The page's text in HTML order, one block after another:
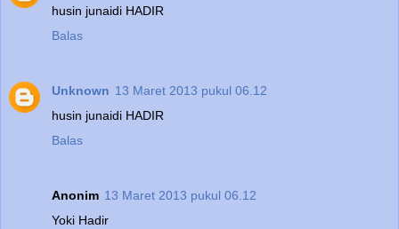
husin junaidi HADIR
Balas
Unknown 13 Maret 2013 pukul 06.12
husin junaidi HADIR
Balas
Anonim 13 Maret 2013 pukul 06.12
Yoki Hadir